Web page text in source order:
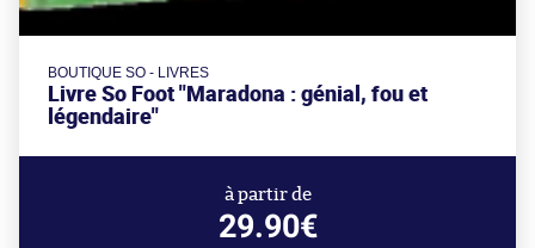
BOUTIQUE SO - LIVRES
Livre So Foot "Maradona : génial, fou et
légendaire"
à partir de
29.90€